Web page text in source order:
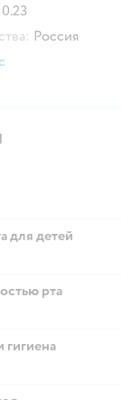
0.23
Россия
для детей
рта
гигиена